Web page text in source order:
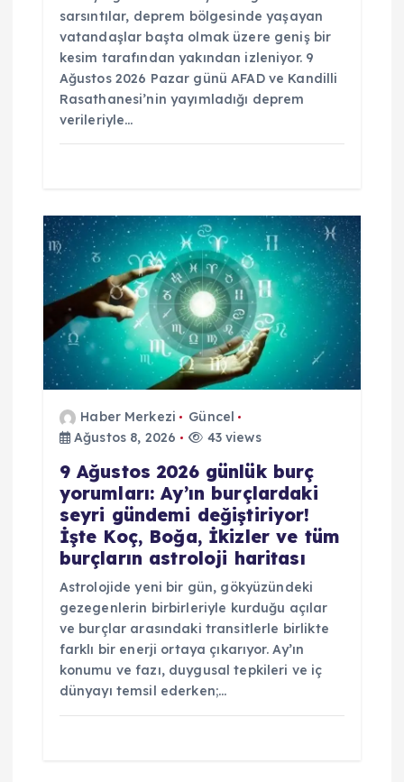
sarsıntılar, deprem bölgesinde yaşayan
vatandaşlar başta olmak üzere geniş bir
kesim tarafından yakından izleniyor. 9
Ağustos 2026 Pazar günü AFAD ve Kandilli
Rasathanesi’nin yayımladığı deprem
verileriyle…
Haber Merkezi
Güncel
Ağustos 8, 2026
43 views
9 Ağustos 2026 günlük burç
yorumları: Ay’ın burçlardaki
seyri gündemi değiştiriyor!
İşte Koç, Boğa, İkizler ve tüm
burçların astroloji haritası
Astrolojide yeni bir gün, gökyüzündeki
gezegenlerin birbirleriyle kurduğu açılar
ve burçlar arasındaki transitlerle birlikte
farklı bir enerji ortaya çıkarıyor. Ay’ın
konumu ve fazı, duygusal tepkileri ve iç
dünyayı temsil ederken;…